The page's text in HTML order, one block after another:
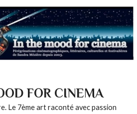
FOR CINEMA
Le 7ème art raconté avec passion